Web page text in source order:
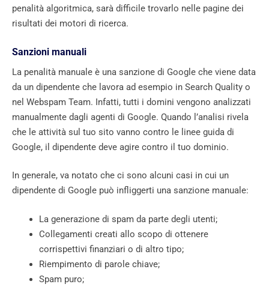
penalità algoritmica, sarà difficile trovarlo nelle pagine dei
risultati dei motori di ricerca.
Sanzioni manuali
La penalità manuale è una sanzione di Google che viene data
da un dipendente che lavora ad esempio in Search Quality o
nel Webspam Team. Infatti, tutti i domini vengono analizzati
manualmente dagli agenti di Google. Quando l’analisi rivela
che le attività sul tuo sito vanno contro le linee guida di
Google, il dipendente deve agire contro il tuo dominio.
In generale, va notato che ci sono alcuni casi in cui un
dipendente di Google può infliggerti una sanzione manuale:
La generazione di spam da parte degli utenti;
Collegamenti creati allo scopo di ottenere
corrispettivi finanziari o di altro tipo;
Riempimento di parole chiave;
Spam puro;